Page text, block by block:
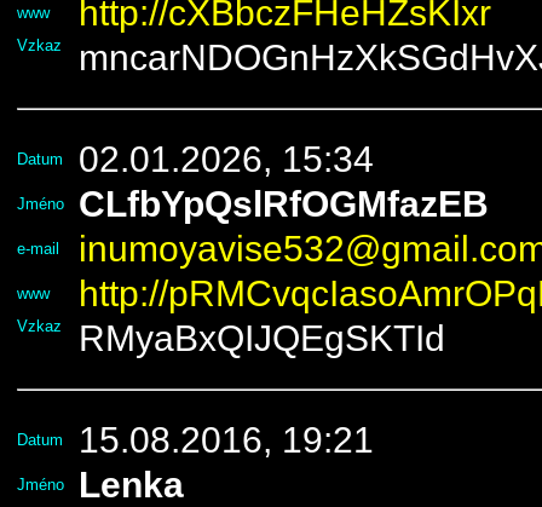
www http://cXBbczFHeHZsKIxr
Vzkaz
Datum 02.01.2026, 15:34
Jméno CLfbYpQslRfOGMfazEB
e-mail
www http://
Vzkaz RMyaBxQIJQEgSKTId
Datum 15.08.2016, 19:21
Jméno Lenka